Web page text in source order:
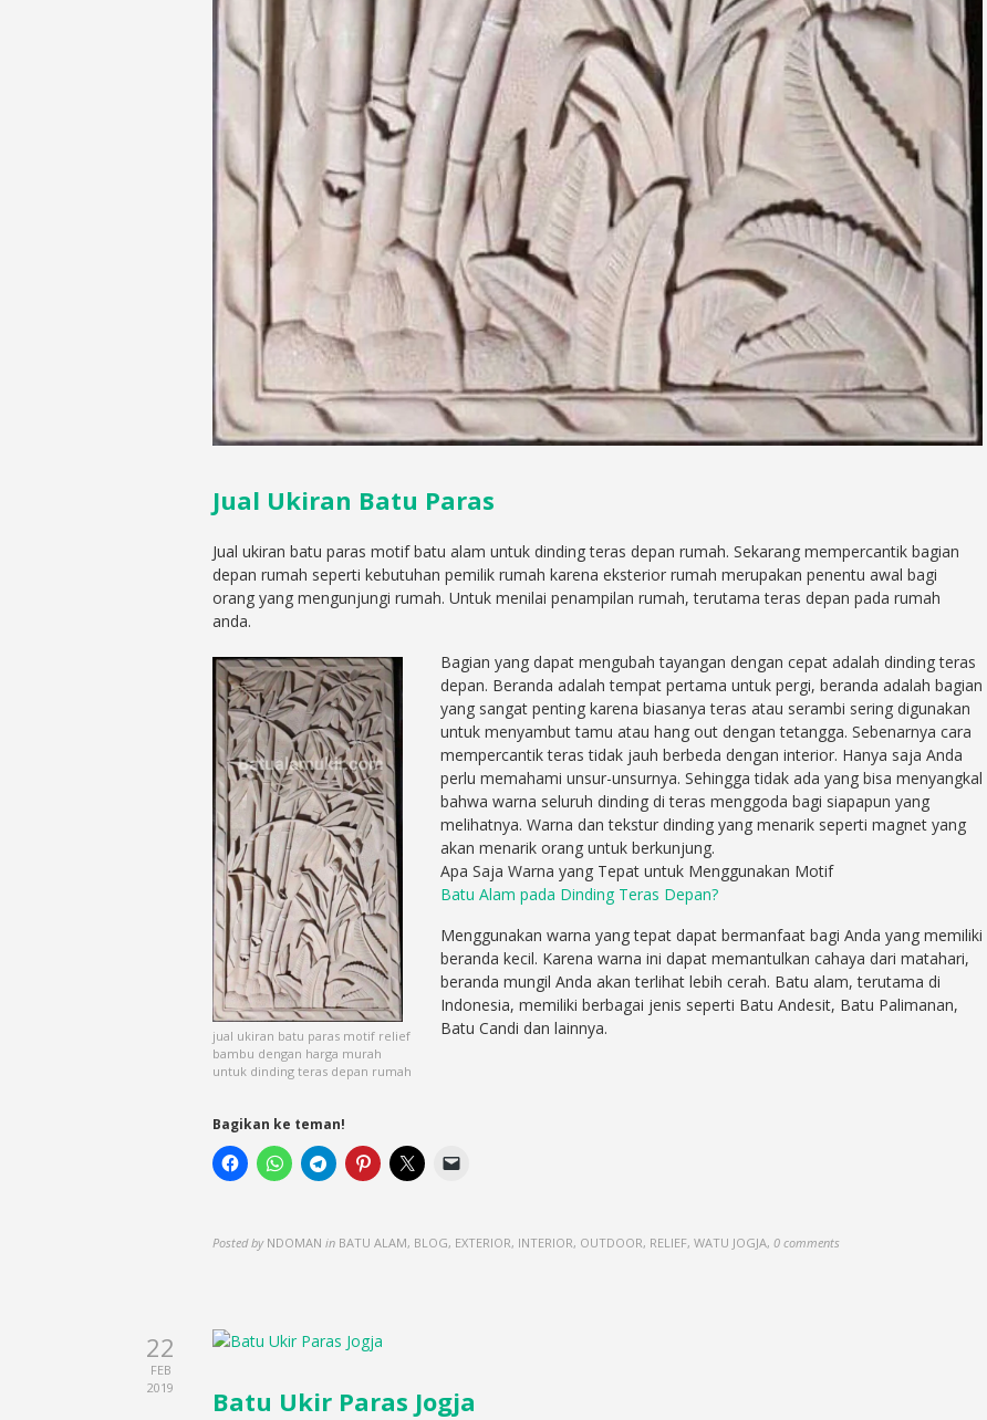
Jual Ukiran Batu Paras
Jual ukiran batu paras motif batu alam untuk dinding teras depan rumah. Sekarang mempercantik bagian
depan rumah seperti kebutuhan pemilik rumah karena eksterior rumah merupakan penentu awal bagi
orang yang mengunjungi rumah. Untuk menilai penampilan rumah, terutama teras depan pada rumah
anda.
jual ukiran batu paras motif relief
bambu dengan harga murah
untuk dinding teras depan rumah
Bagian yang dapat mengubah tayangan dengan cepat adalah dinding teras
depan. Beranda adalah tempat pertama untuk pergi, beranda adalah bagian
yang sangat penting karena biasanya teras atau serambi sering digunakan
untuk menyambut tamu atau hang out dengan tetangga. Sebenarnya cara
mempercantik teras tidak jauh berbeda dengan interior. Hanya saja Anda
perlu memahami unsur-unsurnya. Sehingga tidak ada yang bisa menyangkal
bahwa warna seluruh dinding di teras menggoda bagi siapapun yang
melihatnya. Warna dan tekstur dinding yang menarik seperti magnet yang
akan menarik orang untuk berkunjung.
Apa Saja Warna yang Tepat untuk Menggunakan Motif
Batu Alam pada Dinding Teras Depan?
Menggunakan warna yang tepat dapat bermanfaat bagi Anda yang memiliki
beranda kecil. Karena warna ini dapat memantulkan cahaya dari matahari,
beranda mungil Anda akan terlihat lebih cerah. Batu alam, terutama di
Indonesia, memiliki berbagai jenis seperti Batu Andesit, Batu Palimanan,
Batu Candi dan lainnya.
Bagikan ke teman!
Posted by NDOMAN in BATU ALAM, BLOG, EXTERIOR, INTERIOR, OUTDOOR, RELIEF, WATU JOGJA, 0 comments
22
FEB
2019
Batu Ukir Paras Jogja